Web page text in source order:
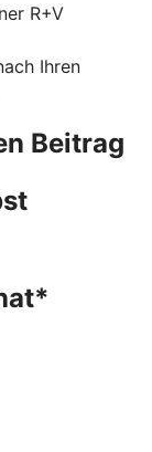
R+V
Ihren
Beitrag